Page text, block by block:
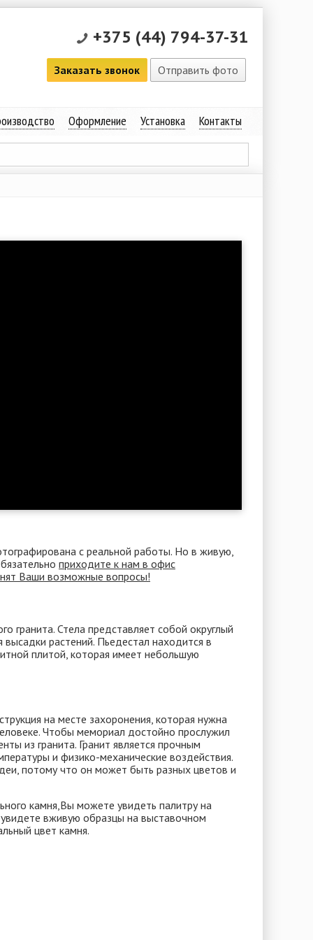
+375 (44) 794-37-31
Заказать звонок Отправить фото
Оформление Установка Контакты
с реальной работы. Но в живую,
приходите к нам в офис
Ваши возможные вопросы!
гранита. Стела представляет собой округлый
высадки растений. Пьедестал находится в
плитой, которая имеет небольшую
на месте захоронения, которая нужна
Чтобы мемориал достойно прослужил
из гранита. Гранит является прочным
и физико-механические воздействия.
потому что он может быть разных цветов и
камня,Вы можете увидеть палитру на
вживую образцы на выставочном
цвет камня.